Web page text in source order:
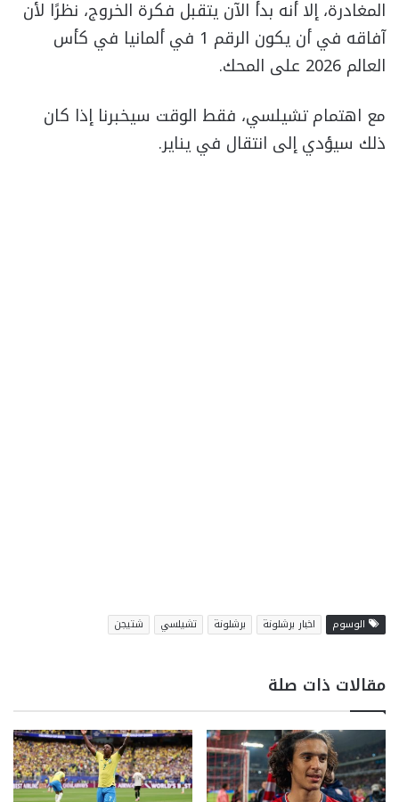
المغادرة، إلا أنه بدأ الآن يتقبل فكرة الخروج، نظرًا لأن
آفاقه في أن يكون الرقم 1 في ألمانيا في كأس
العالم 2026 على المحك.
مع اهتمام تشيلسي، فقط الوقت سيخبرنا إذا كان
ذلك سيؤدي إلى انتقال في يناير.
الوسوم اخبار برشلونة برشلونة تشيلسي شتيجن
مقالات ذات صلة